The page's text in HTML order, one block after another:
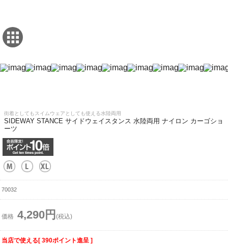
街着としてもスイムウェアとしても使える水陸両用
SIDEWAY STANCE サイドウェイスタンス 水陸両用 ナイロン カーゴショ
ーツ
70032
価格 4,290円 (税込)
当店で使える[ 390ポイント進呈 ]